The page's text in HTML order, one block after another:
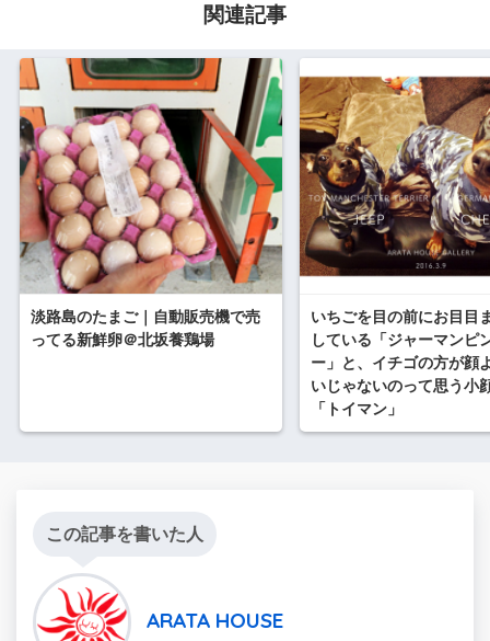
関連記事
淡路島のたまご｜自動販売機で売
ってる新鮮卵＠北坂養鶏場
いちごを目の前にお目目
している「ジャーマンピ
ー」と、イチゴの方が顔
いじゃないのって思う小
「トイマン」
この記事を書いた人
ARATA HOUSE